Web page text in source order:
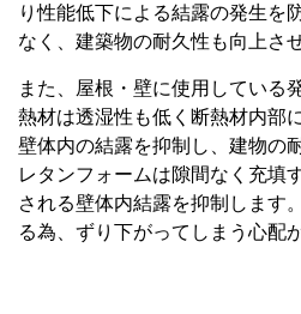
り性能低下による結露の発生を
なく、建築物の耐久性も向上さ
また、屋根・壁に使用している
熱材は透湿性も低く断熱材内部
壁体内の結露を抑制し、建物の
レタンフォームは隙間なく充填
される壁体内結露を抑制します
る為、ずり下がってしまう心配